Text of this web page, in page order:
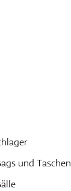
und Taschen